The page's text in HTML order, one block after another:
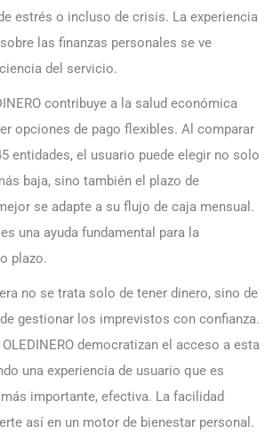
estrés o incluso de crisis. La experiencia
las finanzas personales se ve
del servicio.
contribuye a la salud económica
opciones de pago flexibles. Al comparar
entidades, el usuario puede elegir no solo
baja, sino también el plazo de
se adapte a su flujo de caja mensual.
una ayuda fundamental para la
plazo.
no se trata solo de tener dinero, sino de
gestionar los imprevistos con confianza.
democratizan el acceso a esta
una experiencia de usuario que es
importante, efectiva. La facilidad
así en un motor de bienestar personal.